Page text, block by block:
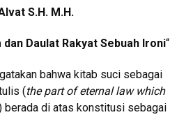
S.H. M.H.
dan Daulat Rakyat Sebuah Ironi“
bahwa kitab suci sebagai
(the part of eternal law which
berada di atas konstitusi sebagai